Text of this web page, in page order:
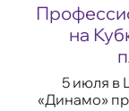
на
5 июля в
«Динамо»